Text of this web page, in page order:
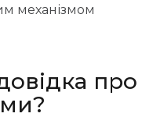
механізмом
про